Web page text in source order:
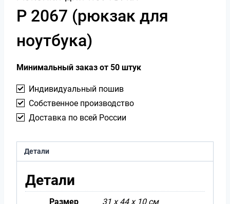
Р 2067 (рюкзак для
ноутбука)
Минимальный заказ от 50 штук
Индивидуальный пошив
Собственное производство
Доставка по всей России
Детали
Детали
Размер 31 х 44 х 10 см